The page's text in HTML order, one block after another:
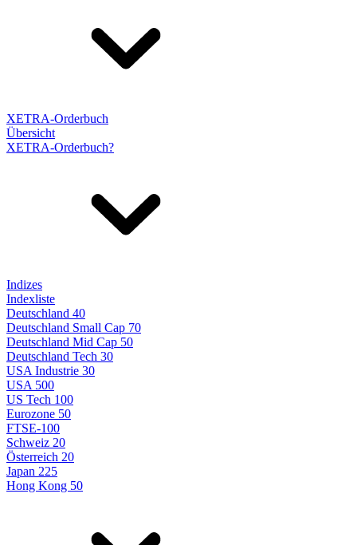
XETRA-Orderbuch
Übersicht
XETRA-Orderbuch?
Indizes
Indexliste
Deutschland 40
Deutschland Small Cap 70
Deutschland Mid Cap 50
Deutschland Tech 30
USA Industrie 30
USA 500
US Tech 100
Eurozone 50
FTSE-100
Schweiz 20
Österreich 20
Japan 225
Hong Kong 50